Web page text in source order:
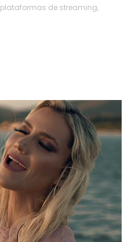
plataformas de streaming,